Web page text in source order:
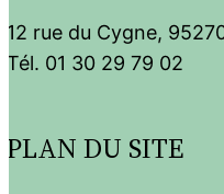
12 rue du Cygne,
Tél. 01 30 29 79 02
PLAN DU SITE